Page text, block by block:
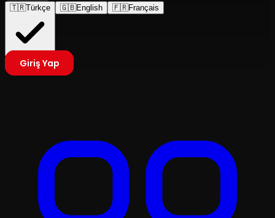
🇹🇷Türkçe 🇬🇧English 🇫🇷Français
Giriş Yap